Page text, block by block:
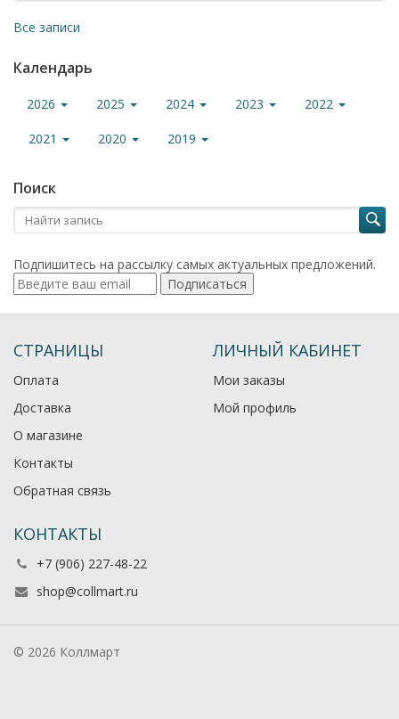
Все записи
Календарь
2026 2025 2024 2023 2022
2021 2020 2019
Поиск
Подпишитесь на рассылку самых актуальных предложений.
Подписаться
СТРАНИЦЫ
Оплата
Доставка
О магазине
Контакты
Обратная связь
ЛИЧНЫЙ КАБИНЕТ
Мои заказы
Мой профиль
КОНТАКТЫ
+7 (906) 227-48-22
shop@collmart.ru
© 2026 Коллмарт